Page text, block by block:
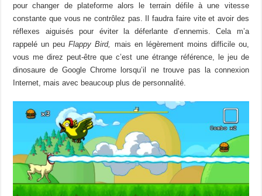
pour changer de plateforme alors le terrain défile à une vitesse
constante que vous ne contrôlez pas. Il faudra faire vite et avoir des
réflexes aiguisés pour éviter la déferlante d’ennemis. Cela m’a
rappelé un peuFlappy Bird,
mais en légèrement moins difficile ou,
vous me direz peut-être que c’est une étrange référence, le jeu de
dinosaure de Google Chrome lorsqu’il ne trouve pas la connexion
Internet, mais avec beaucoup plus de personnalité.